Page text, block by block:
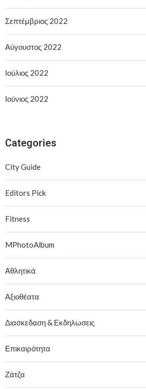
Σεπτέμβριος 2022
Αύγουστος 2022
Ιούλιος 2022
Ιούνιος 2022
Categories
City Guide
Editors Pick
Fitness
MPhotoAlbum
Αθλητικά
Αξιοθέατα
Διασκεδαση & Εκδηλωσεις
Επικαιρότητα
Ζάτζα